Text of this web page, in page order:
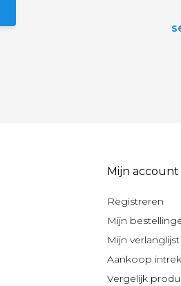
Mijn account
Registreren
Mijn
Mijn verlanglijst
Aankoop
Vergelijk